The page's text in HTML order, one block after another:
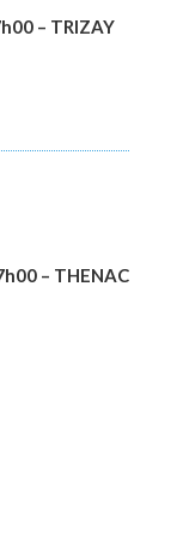
– TRIZAY
– THENAC